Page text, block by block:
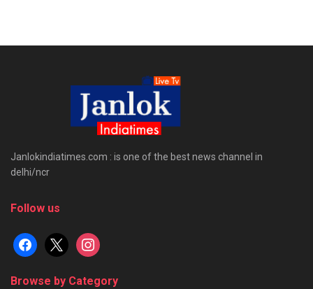
Janlokindiatimes.com : is one of the best news channel in
delhi/ncr
Follow us
facebook
x instagram
Browse by Category